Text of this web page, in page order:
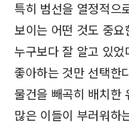
특히 범선을 열정적으
보이는 어떤 것도 중요
누구보다 잘 알고 있
좋아하는 것만 선택한
물건을 빼곡히 배치한
많은 이들이 부러워하